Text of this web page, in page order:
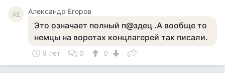
АЕ Александр Егоров
Это означает полный п@здец .А вообще то
немцы на воротах концлагерей так писали.
9 лет 0 0